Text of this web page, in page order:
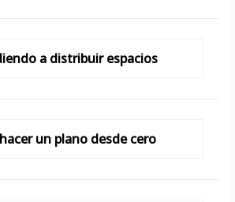
a distribuir espacios
un plano desde cero